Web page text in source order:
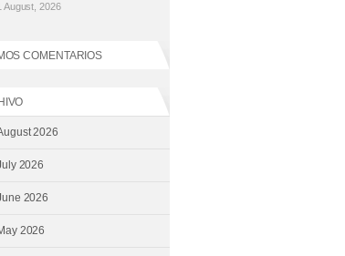
August, 2026
COMENTARIOS
2026
2026
2026
2026